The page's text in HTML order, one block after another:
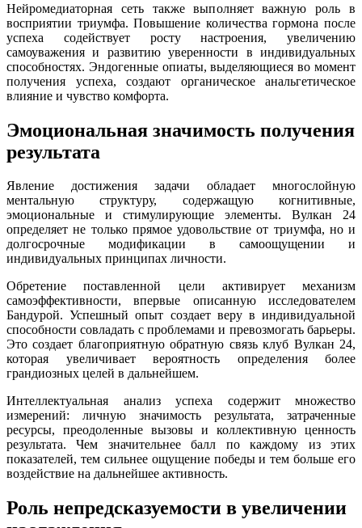
Нейромедиаторная сеть также выполняет важную роль в
восприятии триумфа. Повышение количества гормона после
успеха содействует росту настроения, увеличению
самоуважения и развитию уверенности в индивидуальных
способностях. Эндогенные опиаты, выделяющиеся во момент
получения успеха, создают органическое анальгетическое
влияние и чувство комфорта.
Эмоциональная значимость получения
результата
Явление достижения задачи обладает многослойную
ментальную структуру, содержащую когнитивные,
эмоциональные и стимулирующие элементы. Вулкан 24
определяет не только прямое удовольствие от триумфа, но и
долгосрочные модификации в самоощущении и
индивидуальных принципах личности.
Обретение поставленной цели активирует механизм
самоэффективности, впервые описанную исследователем
Бандурой. Успешный опыт создает веру в индивидуальной
способности совладать с проблемами и превозмогать барьеры.
Это создает благоприятную обратную связь клуб Вулкан 24,
которая увеличивает вероятность определения более
грандиозных целей в дальнейшем.
Интеллектуальная анализ успеха содержит множество
измерений: личную значимость результата, затраченные
ресурсы, преодоленные вызовы и коллективную ценность
результата. Чем значительнее балл по каждому из этих
показателей, тем сильнее ощущение победы и тем больше его
воздействие на дальнейшее активность.
Роль непредсказуемости в увеличении